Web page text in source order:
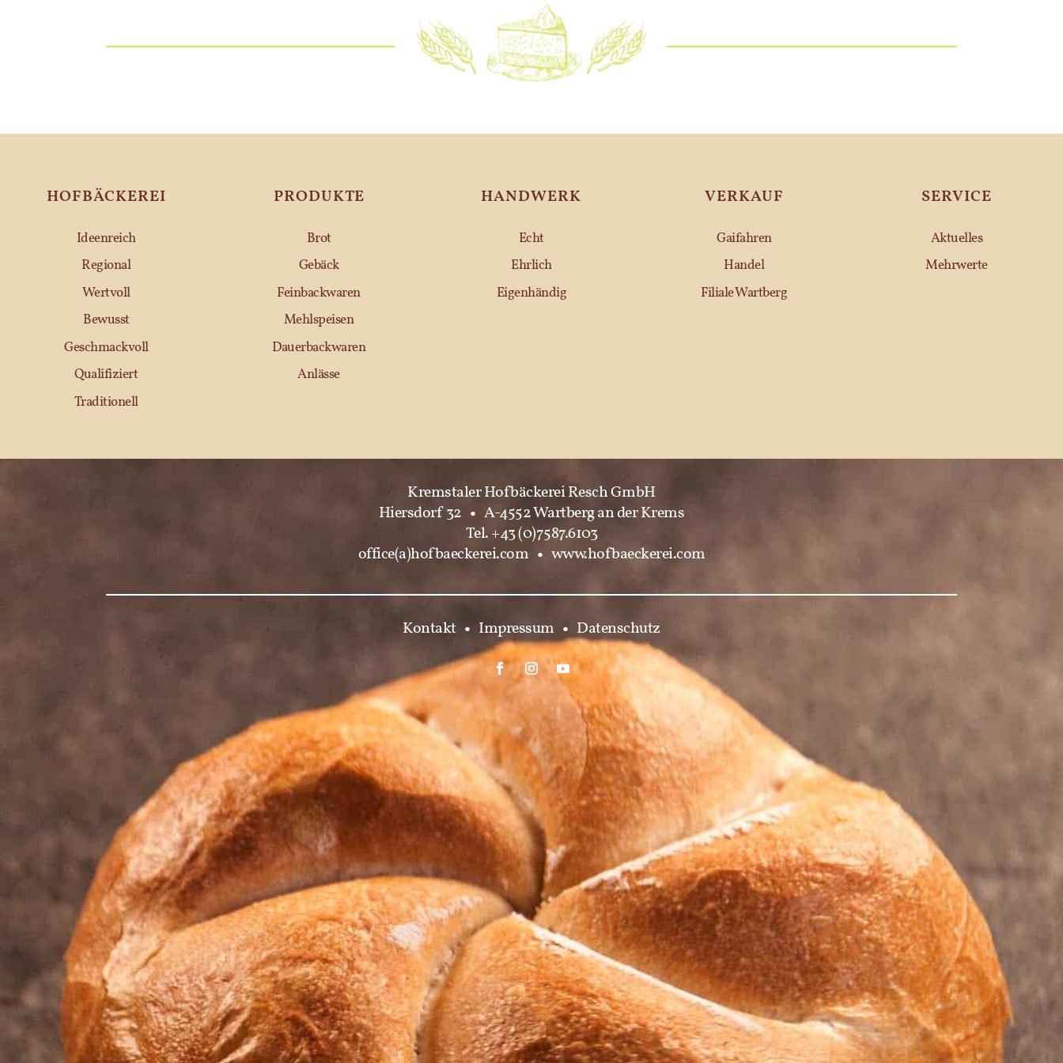
HOFBÄCKEREI
Ideenreich
Regional
Wertvoll
Bewusst
Geschmackvoll
Qualifiziert
Traditionell
PRODUKTE
Brot
Gebäck
Feinbackwaren
Mehlspeisen
Dauerbackwaren
Anlässe
HANDWERK
Echt
Ehrlich
Eigenhändig
VERKAUF
Gaifahren
Handel
Filiale Wartberg
SERVICE
Aktuelles
Mehrwerte
Kremstaler Hofbäckerei Resch GmbH
Hiersdorf 32 • A-4552 Wartberg an der Krems
Tel. +43 (0)7587.6103
office(a)hofbaeckerei.com • www.hofbaeckerei.com
Kontakt • Impressum • Datenschutz